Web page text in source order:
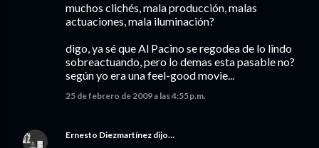
muchos clichés, mala producción, malas
actuaciones, mala iluminación?
digo, ya sé que Al Pacino se regodea de lo lindo
sobreactuando, pero lo demas esta pasable no?
según yo era una feel-good movie...
25 de febrero de 2009 a las 4:55 p.m.
Ernesto Diezmartínez dijo…